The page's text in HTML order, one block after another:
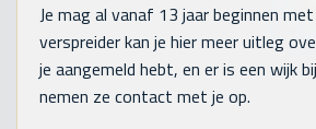
Je mag al vanaf 13 jaar beginnen
verspreider kan je hier meer uitleg
je aangemeld hebt, en er is een wijk
nemen ze contact met je op.